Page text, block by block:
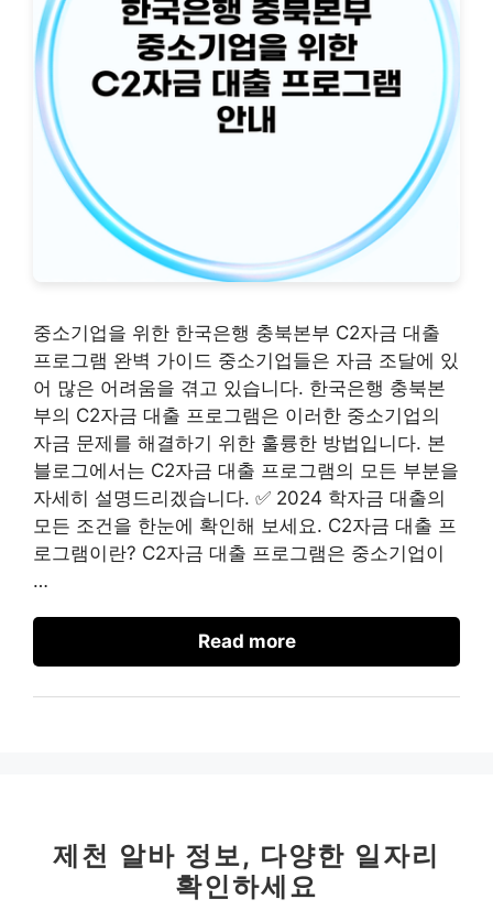
중소기업을 위한 한국은행 충북본부 C2자금 대출
프로그램 완벽 가이드 중소기업들은 자금 조달에 있
어 많은 어려움을 겪고 있습니다. 한국은행 충북본
부의 C2자금 대출 프로그램은 이러한 중소기업의
자금 문제를 해결하기 위한 훌륭한 방법입니다. 본
블로그에서는 C2자금 대출 프로그램의 모든 부분을
자세히 설명드리겠습니다. ✅ 2024 학자금 대출의
모든 조건을 한눈에 확인해 보세요. C2자금 대출 프
로그램이란? C2자금 대출 프로그램은 중소기업이
…
Read more
제천 알바 정보, 다양한 일자리
확인하세요